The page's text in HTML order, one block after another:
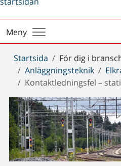
Meny
Du
är
här:
Startsida För dig i
Anläggningsteknik
Kontaktledningsfel –